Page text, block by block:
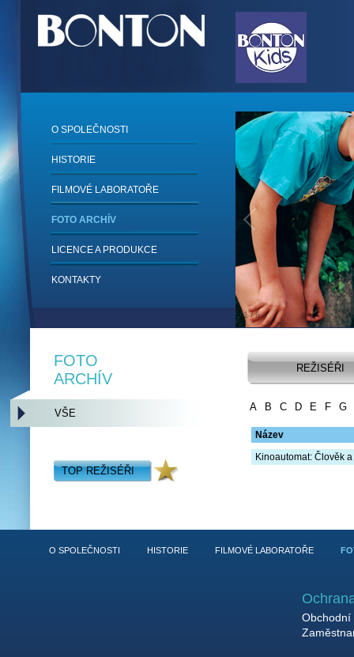
1/6
O SPOLEČNOSTI
HISTORIE
FILMOVÉ LABORATOŘE
FOTO ARCHÍV
LICENCE A PRODUKCE
KONTAKTY
REŽISÉŘI
A B C D E F G
Název
Kinoautomat: Člověk
FOTO
ARCHÍV
VŠE
TOP REŽISÉŘI
O SPOLEČNOSTI HISTORIE FILMOVÉ LABORATOŘE
Obchodní